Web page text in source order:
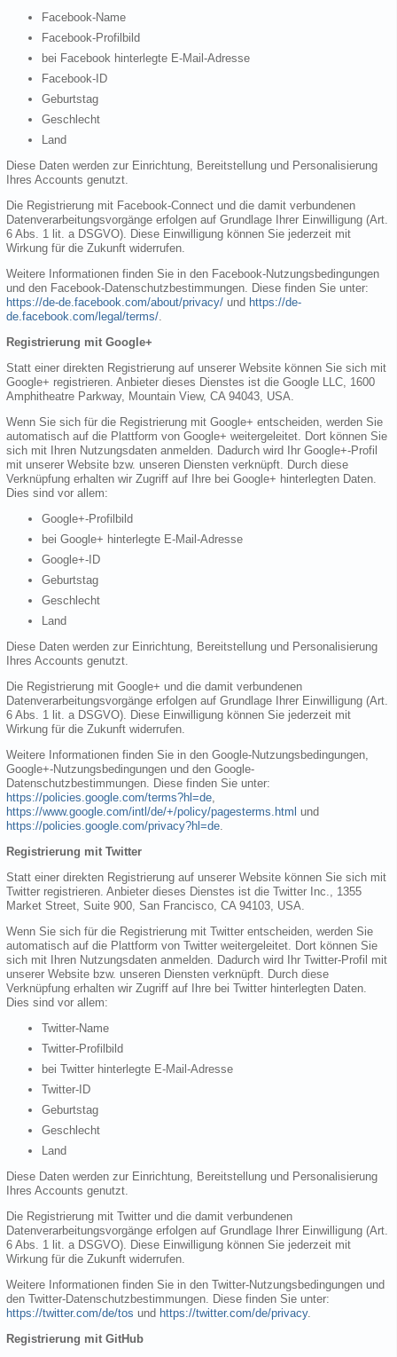
Facebook-Name
Facebook-Profilbild
bei Facebook hinterlegte E-Mail-Adresse
Facebook-ID
Geburtstag
Geschlecht
Land
Diese Daten werden zur Einrichtung, Bereitstellung und Personalisierung
Ihres Accounts genutzt.
Die Registrierung mit Facebook-Connect und die damit verbundenen
Datenverarbeitungsvorgänge erfolgen auf Grundlage Ihrer Einwilligung (Art.
6 Abs. 1 lit. a DSGVO). Diese Einwilligung können Sie jederzeit mit
Wirkung für die Zukunft widerrufen.
Weitere Informationen finden Sie in den Facebook-Nutzungsbedingungen
und den Facebook-Datenschutzbestimmungen. Diese finden Sie unter:
https://de-de.facebook.com/about/privacy/ und https://de-
de.facebook.com/legal/terms/.
Registrierung mit Google+
Statt einer direkten Registrierung auf unserer Website können Sie sich mit
Google+ registrieren. Anbieter dieses Dienstes ist die Google LLC, 1600
Amphitheatre Parkway, Mountain View, CA 94043, USA.
Wenn Sie sich für die Registrierung mit Google+ entscheiden, werden Sie
automatisch auf die Plattform von Google+ weitergeleitet. Dort können Sie
sich mit Ihren Nutzungsdaten anmelden. Dadurch wird Ihr Google+-Profil
mit unserer Website bzw. unseren Diensten verknüpft. Durch diese
Verknüpfung erhalten wir Zugriff auf Ihre bei Google+ hinterlegten Daten.
Dies sind vor allem:
Google+-Profilbild
bei Google+ hinterlegte E-Mail-Adresse
Google+-ID
Geburtstag
Geschlecht
Land
Diese Daten werden zur Einrichtung, Bereitstellung und Personalisierung
Ihres Accounts genutzt.
Die Registrierung mit Google+ und die damit verbundenen
Datenverarbeitungsvorgänge erfolgen auf Grundlage Ihrer Einwilligung (Art.
6 Abs. 1 lit. a DSGVO). Diese Einwilligung können Sie jederzeit mit
Wirkung für die Zukunft widerrufen.
Weitere Informationen finden Sie in den Google-Nutzungsbedingungen,
Google+-Nutzungsbedingungen und den Google-
Datenschutzbestimmungen. Diese finden Sie unter:
https://policies.google.com/terms?hl=de,
https://www.google.com/intl/de/+/policy/pagesterms.html und
https://policies.google.com/privacy?hl=de.
Registrierung mit Twitter
Statt einer direkten Registrierung auf unserer Website können Sie sich mit
Twitter registrieren. Anbieter dieses Dienstes ist die Twitter Inc., 1355
Market Street, Suite 900, San Francisco, CA 94103, USA.
Wenn Sie sich für die Registrierung mit Twitter entscheiden, werden Sie
automatisch auf die Plattform von Twitter weitergeleitet. Dort können Sie
sich mit Ihren Nutzungsdaten anmelden. Dadurch wird Ihr Twitter-Profil mit
unserer Website bzw. unseren Diensten verknüpft. Durch diese
Verknüpfung erhalten wir Zugriff auf Ihre bei Twitter hinterlegten Daten.
Dies sind vor allem:
Twitter-Name
Twitter-Profilbild
bei Twitter hinterlegte E-Mail-Adresse
Twitter-ID
Geburtstag
Geschlecht
Land
Diese Daten werden zur Einrichtung, Bereitstellung und Personalisierung
Ihres Accounts genutzt.
Die Registrierung mit Twitter und die damit verbundenen
Datenverarbeitungsvorgänge erfolgen auf Grundlage Ihrer Einwilligung (Art.
6 Abs. 1 lit. a DSGVO). Diese Einwilligung können Sie jederzeit mit
Wirkung für die Zukunft widerrufen.
Weitere Informationen finden Sie in den Twitter-Nutzungsbedingungen und
den Twitter-Datenschutzbestimmungen. Diese finden Sie unter:
https://twitter.com/de/tos und https://twitter.com/de/privacy.
Registrierung mit GitHub